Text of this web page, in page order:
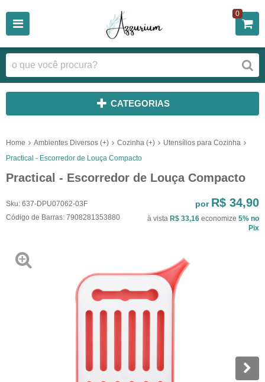
0
CATEGORIAS
Home Ambientes Diversos (+) Cozinha (+)
Utensílios para Cozinha
Practical - Escorredor de Louça Compacto
Practical - Escorredor de Louça Compacto
Sku: 637-DPU07062-03F
Código de Barras: 7908281353880
por R$ 34,90
à vista R$ 33,16 economize 5% no
Pix